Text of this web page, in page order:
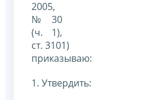
2005,
№ 30
(ч. 1),
ст. 3101)
приказываю:
1. Утвердить: